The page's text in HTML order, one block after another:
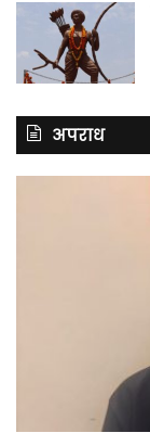
अपराध